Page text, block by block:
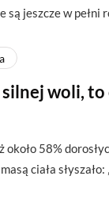
są jeszcze w pełni
woli,
około 58%
ciała